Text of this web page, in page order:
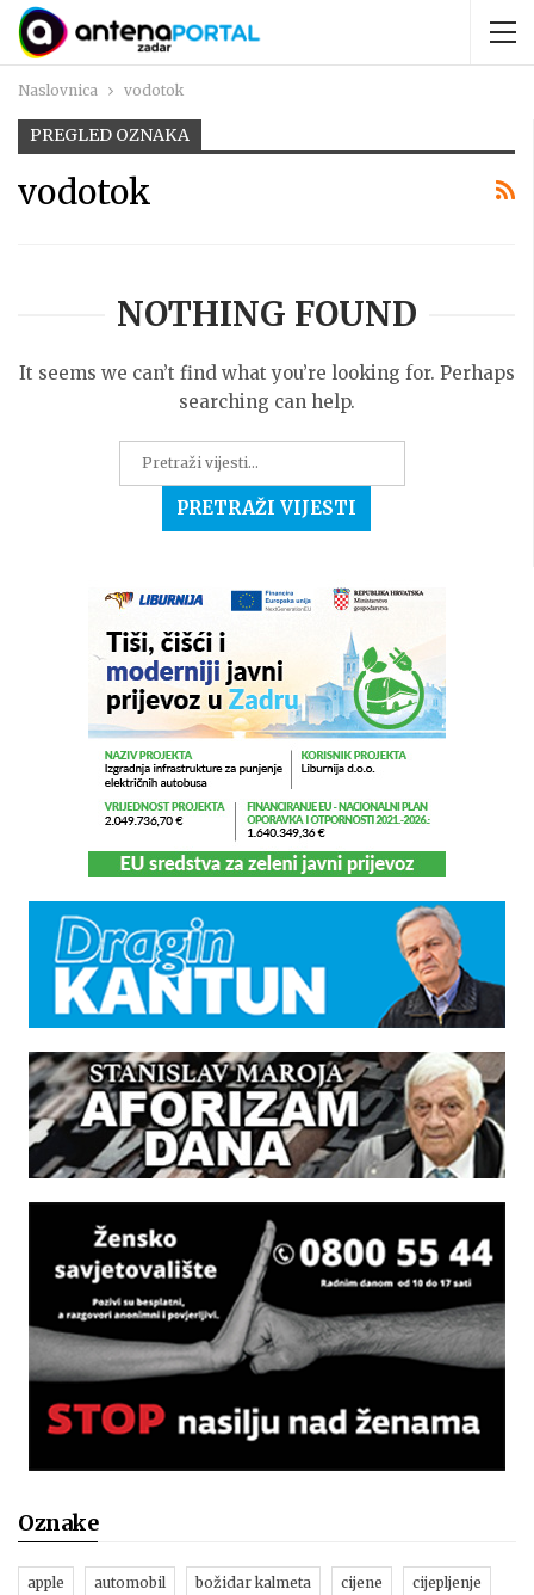
Naslovnica vodotok
PREGLED OZNAKA
vodotok
NOTHING FOUND
It seems we can’t find what you’re looking for. Perhaps
searching can help.
Oznake
apple automobil božidar kalmeta cijene cijepljenje